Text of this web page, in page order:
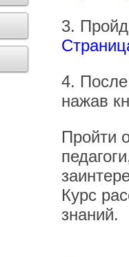
3.
4. После
нажав
Пройти
Курс
знаний.